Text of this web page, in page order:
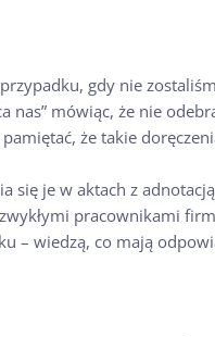
gdy nie
nas” mówiąc, że nie
że takie
je w aktach z
pracownikami
– wiedzą, co mają